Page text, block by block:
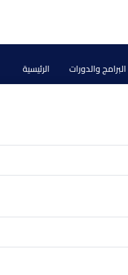
الرئيسية البرامج والدورات